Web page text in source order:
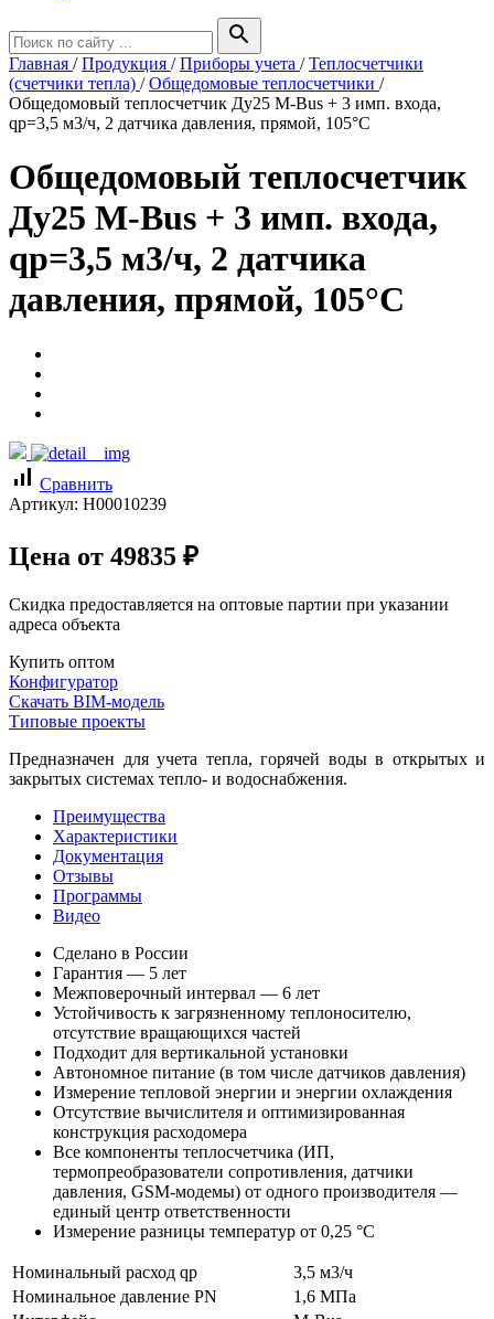
search
Главная /Продукция /Приборы учета /Теплосчетчики
(счетчики тепла) /Общедомовые теплосчетчики /
Общедомовый теплосчетчик Ду25 M-Bus + 3 имп. входа,
qp=3,5 м3/ч, 2 датчика давления, прямой, 105°C
Общедомовый теплосчетчик
Ду25 M-Bus + 3 имп. входа,
qp=3,5 м3/ч, 2 датчика
давления, прямой, 105°C
signal_cellular_alt Сравнить
Артикул: Н00010239
Цена от 49835 ₽
Скидка предоставляется на оптовые партии при указании
адреса объекта
Купить оптом
Конфигуратор
Скачать BIM-модель
Типовые проекты
Предназначен для учета тепла, горячей воды в открытых и
закрытых системах тепло- и водоснабжения.
Преимущества
Характеристики
Документация
Отзывы
Программы
Видео
Сделано в России
Гарантия — 5 лет
Межповерочный интервал — 6 лет
Устойчивость к загрязненному теплоносителю,
отсутствие вращающихся частей
Подходит для вертикальной установки
Автономное питание (в том числе датчиков давления)
Измерение тепловой энергии и энергии охлаждения
Отсутствие вычислителя и оптимизированная
конструкция расходомера
Все компоненты теплосчетчика (ИП,
термопреобразователи сопротивления, датчики
давления, GSM-модемы) от одного производителя —
единый центр ответственности
Измерение разницы температур от 0,25 °С
Номинальный расход qp
3,5 м3/ч
Номинальное давление PN
1,6 МПа